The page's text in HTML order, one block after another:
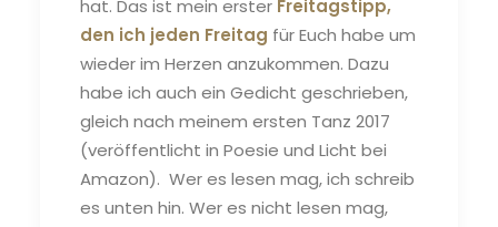
hat. Das ist mein erster Freitagstipp,
den ich jeden Freitag für Euch habe um
wieder im Herzen anzukommen. Dazu
habe ich auch ein Gedicht geschrieben,
gleich nach meinem ersten Tanz 2017
(veröffentlicht in Poesie und Licht bei
Amazon). Wer es lesen mag, ich schreib
es unten hin. Wer es nicht lesen mag,